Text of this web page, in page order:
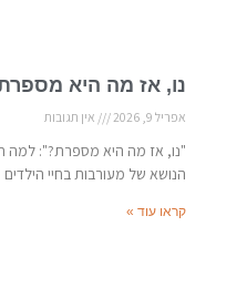
נו, אז מה היא
אפריל 9, 2026 אין תגובות
"נו, אז מה היא מספרת?": למה
הנושא של מעורבות בחיי הילדים
קראו עוד »